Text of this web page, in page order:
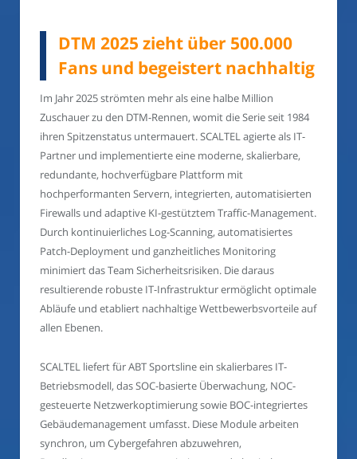
DTM 2025 zieht über 500.000
Fans und begeistert nachhaltig
Im Jahr 2025 strömten mehr als eine halbe Million
Zuschauer zu den DTM-Rennen, womit die Serie seit 1984
ihren Spitzenstatus untermauert. SCALTEL agierte als IT-
Partner und implementierte eine moderne, skalierbare,
redundante, hochverfügbare Plattform mit
hochperformanten Servern, integrierten, automatisierten
Firewalls und adaptive KI-gestütztem Traffic-Management.
Durch kontinuierliches Log-Scanning, automatisiertes
Patch-Deployment und ganzheitliches Monitoring
minimiert das Team Sicherheitsrisiken. Die daraus
resultierende robuste IT-Infrastruktur ermöglicht optimale
Abläufe und etabliert nachhaltige Wettbewerbsvorteile auf
allen Ebenen.
SCALTEL liefert für ABT Sportsline ein skalierbares IT-
Betriebsmodell, das SOC-basierte Überwachung, NOC-
gesteuerte Netzwerkoptimierung sowie BOC-integriertes
Gebäudemanagement umfasst. Diese Module arbeiten
synchron, um Cybergefahren abzuwehren,